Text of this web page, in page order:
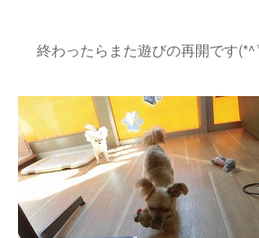
終わったらまた遊びの再開です